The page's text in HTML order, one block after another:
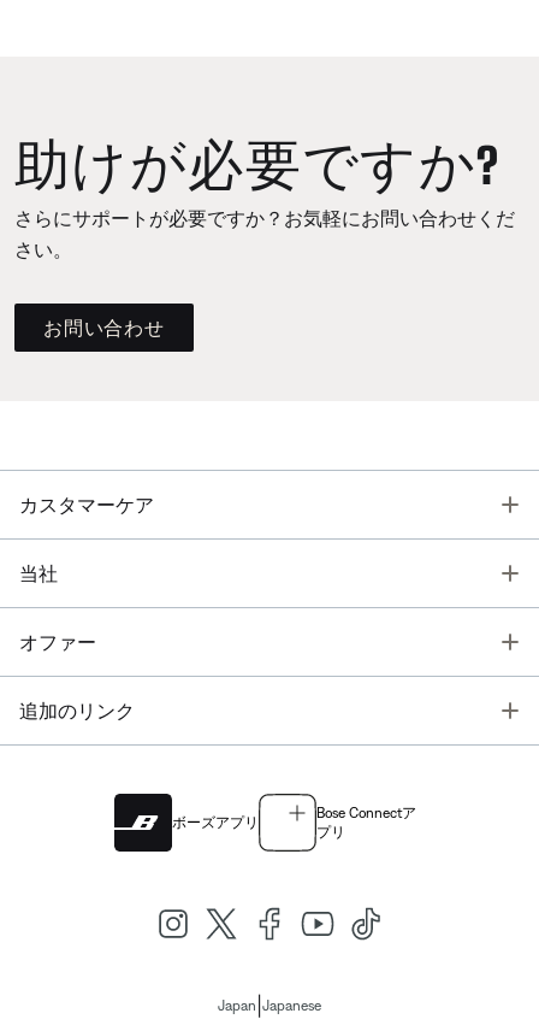
助けが必要ですか?
さらにサポートが必要ですか？お気軽にお問い合わせくだ
さい。
お問い合わせ
カスタマーケア
当社
オファー
追加のリンク
ボーズアプリ
Bose Connectア
プリ
Japan Japanese